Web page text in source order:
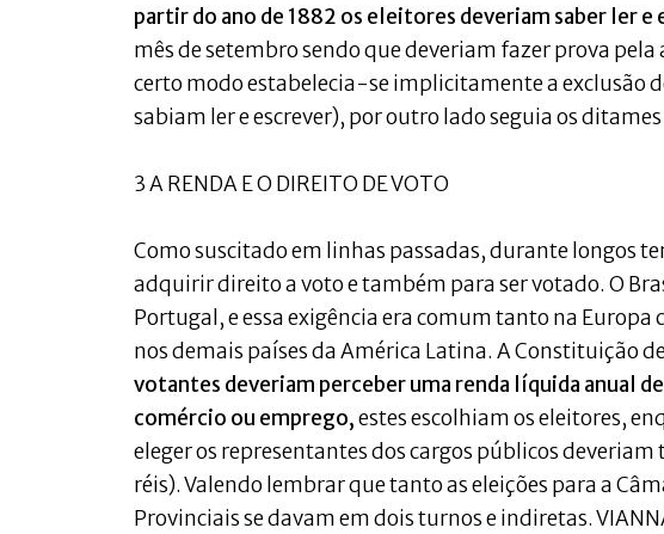
partir do ano de 1882 os eleitores deveriam saber ler e
mês de setembro sendo que deveriam fazer prova
certo modo estabelecia-se implicitamente a exclusão
sabiam ler e escrever), por outro lado seguia os
3 A RENDA E O DIREITO DE VOTO
Como suscitado em linhas passadas, durante longos
adquirir direito a voto e também para ser votado. O
Portugal, e essa exigência era comum tanto na
nos demais países da América Latina. A Constituição
votantes deveriam perceber uma renda líquida anual
comércio ou emprego,estes escolhiam os eleitores,
eleger os representantes dos cargos públicos
réis). Valendo lembrar que tanto as eleições para a
Provinciais se davam em dois turnos e indiretas.